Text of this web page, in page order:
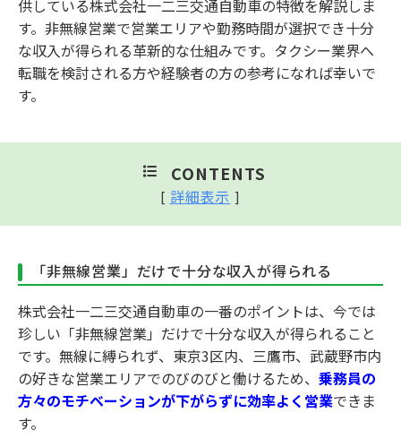
供している株式会社一二三交通自動車の特徴を解説しま
す。非無線営業で営業エリアや勤務時間が選択でき十分
な収入が得られる革新的な仕組みです。タクシー業界へ
転職を検討される方や経験者の方の参考になれば幸いで
す。
CONTENTS
[ 詳細表示 ]
「非無線営業」だけで十分な収入が得られる
株式会社一二三交通自動車の一番のポイントは、今では
珍しい「非無線営業」だけで十分な収入が得られること
です。無線に縛られず、東京3区内、三鷹市、武蔵野市内
の好きな営業エリアでのびのびと働けるため、 乗務員の
方々のモチベーションが下がらずに効率よく営業できま
す。